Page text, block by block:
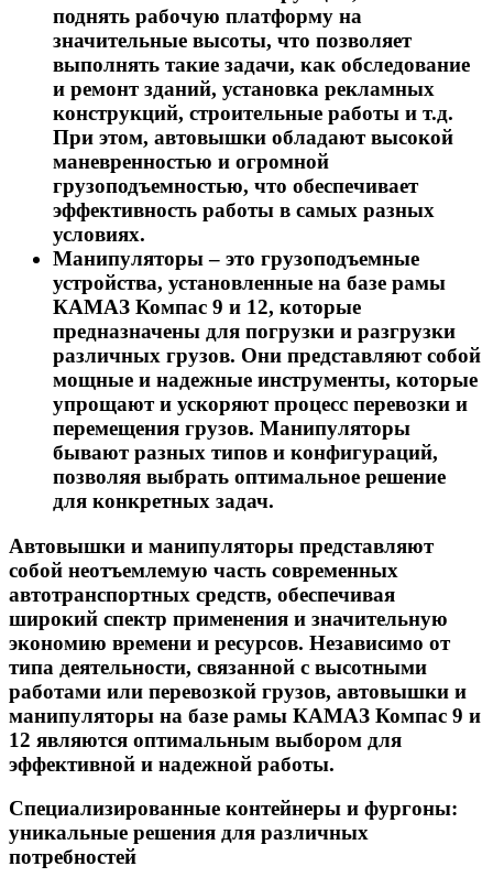
поднять рабочую платформу на
значительные высоты, что позволяет
выполнять такие задачи, как обследование
и ремонт зданий, установка рекламных
конструкций, строительные работы и т.д.
При этом, автовышки обладают высокой
маневренностью и огромной
грузоподъемностью, что обеспечивает
эффективность работы в самых разных
условиях.
Манипуляторы – это грузоподъемные
устройства, установленные на базе рамы
КАМАЗ Компас 9 и 12, которые
предназначены для погрузки и разгрузки
различных грузов. Они представляют собой
мощные и надежные инструменты, которые
упрощают и ускоряют процесс перевозки и
перемещения грузов. Манипуляторы
бывают разных типов и конфигураций,
позволяя выбрать оптимальное решение
для конкретных задач.
Автовышки и манипуляторы представляют
собой неотъемлемую часть современных
автотранспортных средств, обеспечивая
широкий спектр применения и значительную
экономию времени и ресурсов. Независимо от
типа деятельности, связанной с высотными
работами или перевозкой грузов, автовышки и
манипуляторы на базе рамы КАМАЗ Компас 9 и
12 являются оптимальным выбором для
эффективной и надежной работы.
Специализированные контейнеры и фургоны:
уникальные решения для различных
потребностей